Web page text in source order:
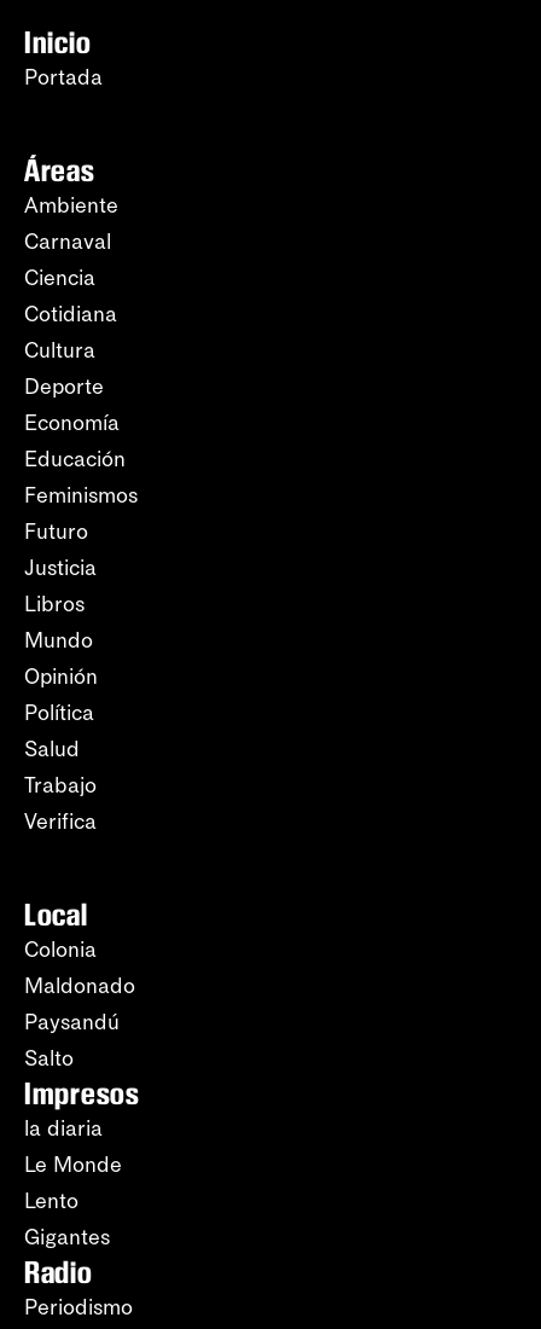
Inicio
Portada
Áreas
Ambiente
Carnaval
Ciencia
Cotidiana
Cultura
Deporte
Economía
Educación
Feminismos
Futuro
Justicia
Libros
Mundo
Opinión
Política
Salud
Trabajo
Verifica
Local
Colonia
Maldonado
Paysandú
Salto
Impresos
la diaria
Le Monde
Lento
Gigantes
Radio
Periodismo